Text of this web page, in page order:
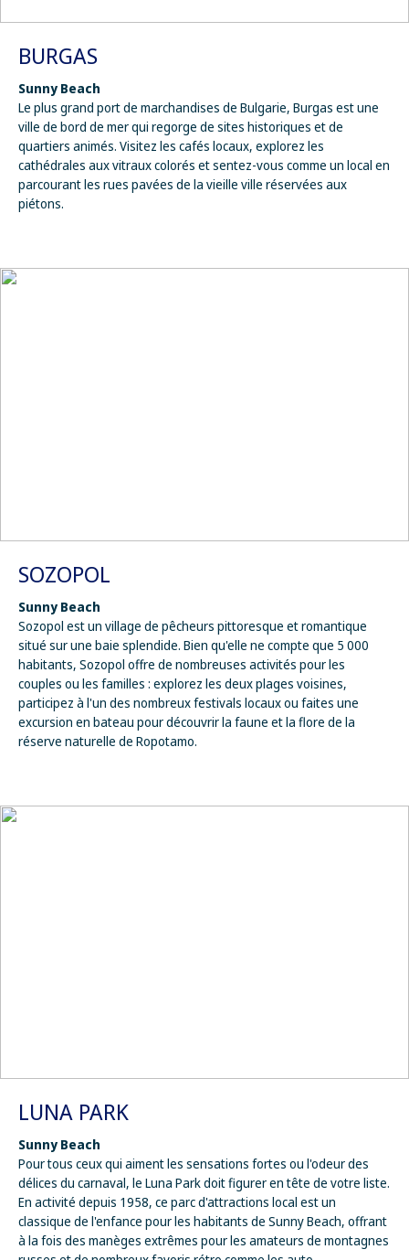
BURGAS
Sunny Beach
Le plus grand port de marchandises de Bulgarie, Burgas est une
ville de bord de mer qui regorge de sites historiques et de
quartiers animés. Visitez les cafés locaux, explorez les
cathédrales aux vitraux colorés et sentez-vous comme un local en
parcourant les rues pavées de la vieille ville réservées aux
piétons.
SOZOPOL
Sunny Beach
Sozopol est un village de pêcheurs pittoresque et romantique
situé sur une baie splendide. Bien qu'elle ne compte que 5 000
habitants, Sozopol offre de nombreuses activités pour les
couples ou les familles : explorez les deux plages voisines,
participez à l'un des nombreux festivals locaux ou faites une
excursion en bateau pour découvrir la faune et la flore de la
réserve naturelle de Ropotamo.
LUNA PARK
Sunny Beach
Pour tous ceux qui aiment les sensations fortes ou l'odeur des
délices du carnaval, le Luna Park doit figurer en tête de votre liste.
En activité depuis 1958, ce parc d'attractions local est un
classique de l'enfance pour les habitants de Sunny Beach, offrant
à la fois des manèges extrêmes pour les amateurs de montagnes